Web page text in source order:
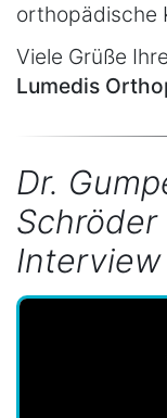
orthopädische
Viele Grüße
Lumedis
Dr.
Interview